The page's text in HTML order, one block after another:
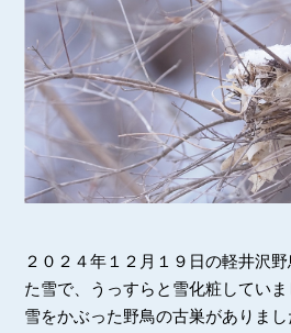
２０２４年１２月１９日の軽井沢
た雪で、うっすらと雪化粧していま
雪をかぶった野鳥の古巣がありま